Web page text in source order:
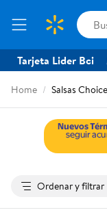
Tarjeta Lider Bci
Home Salsas Choice
Ordenar y filtrar